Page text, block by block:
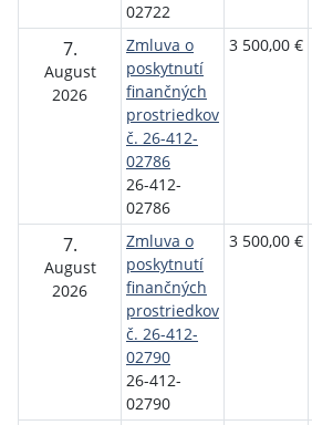
02722
7.
August
2026
Zmluva o
poskytnutí
finančných
prostriedkov
č. 26-412-
02786
26-412-
02786
3 500,00 €
7.
August
2026
Zmluva o
poskytnutí
finančných
prostriedkov
č. 26-412-
02790
26-412-
02790
3 500,00 €